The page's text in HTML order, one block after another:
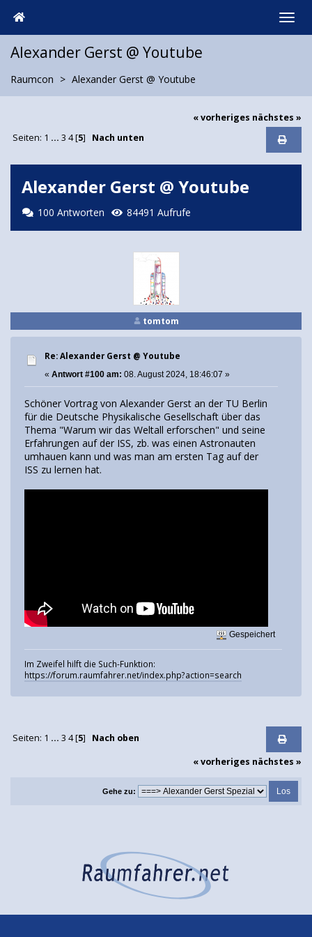
Alexander Gerst @ Youtube
Raumcon Alexander Gerst @ Youtube
« vorheriges nächstes »
Seiten: 1 ... 3 4[5] Nach unten
Alexander Gerst @ Youtube
100 Antworten 84491 Aufrufe
tomtom
Re: Alexander Gerst @ Youtube
« Antwort #100 am: 08. August 2024, 18:46:07 »
Schöner Vortrag von Alexander Gerst an der TU Berlin
für die Deutsche Physikalische Gesellschaft über das
Thema "Warum wir das Weltall erforschen" und seine
Erfahrungen auf der ISS, zb. was einen Astronauten
umhauen kann und was man am ersten Tag auf der
ISS zu lernen hat.
Gespeichert
Im Zweifel hilft die Such-Funktion:
https://forum.raumfahrer.net/index.php?action=search
Seiten: 1 ... 3 4[5] Nach oben
« vorheriges nächstes »
Gehe zu: